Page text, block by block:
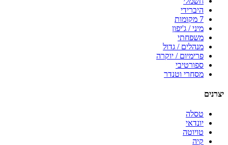
היברידי
7 מקומות
מיני / ג'יפון
משפחתי
מנהלים / גדול
פרימיום / יוקרה
ספורטיבי
מסחרי וטנדר
יצרנים
טסלה
יונדאי
טויוטה
קיה